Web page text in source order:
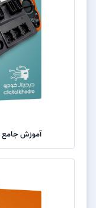
آموزش جامع